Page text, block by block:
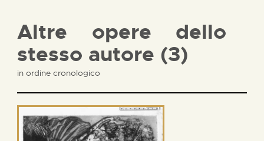
Altre opere dello
stesso autore (3)
in ordine cronologico